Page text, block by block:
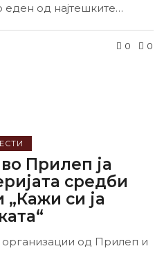
од најтешките
0
0
Прилеп ја
средби
„Кажи си ја
организации од Прилеп и